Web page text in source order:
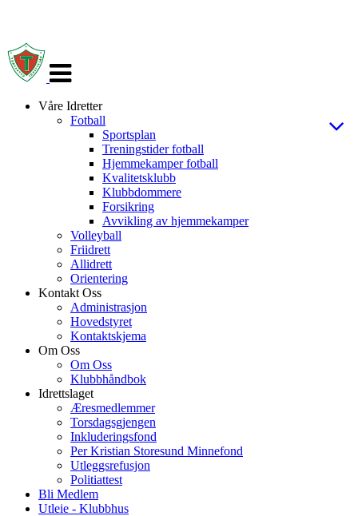
navigasjon
Våre Idretter
Fotball
Sportsplan
Treningstider fotball
Hjemmekamper fotball
Kvalitetsklubb
Klubbdommere
Forsikring
Avvikling av hjemmekamper
Volleyball
Friidrett
Allidrett
Orientering
Kontakt Oss
Administrasjon
Hovedstyret
Kontaktskjema
Om Oss
Om Oss
Klubbhåndbok
Idrettslaget
Æresmedlemmer
Torsdagsgjengen
Inkluderingsfond
Per Kristian Storesund Minnefond
Utleggsrefusjon
Politiattest
Bli Medlem
Utleie - Klubbhus